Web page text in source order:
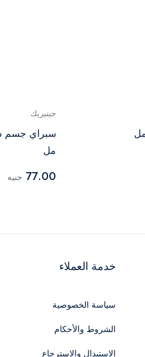
جينيريك
مل
77.00 جنيه
خدمة العملاء
سياسة الخصوصية
الشروط والأحكام
الاستبدال والاسترجاع